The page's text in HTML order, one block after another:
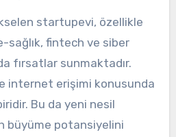
startupevi, özellikle
sağlık, fintech ve siber
fırsatlar sunmaktadır.
internet erişimi konusunda
Bu da yeni nesil
büyüme potansiyelini